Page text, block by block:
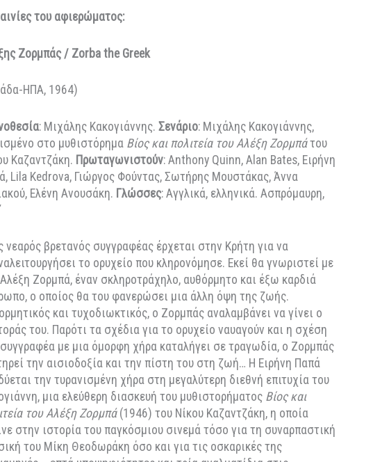
Κυριακή 19/10
19:00Αντιγόνη(1961, 98΄)
21:00Ιφιγένεια
Γενική είσοδος: 5€Εισιτήρια διαθέσιμα ηλεκτρονικά στην
ηλεκτρονική διεύθυνση:https://www.more.com/venues/filmfestival/
Αλέξης Ζορμπάς / Zorba the Greek
(Ελλάδα-ΗΠΑ, 1964)
Σκηνοθεσία: Μιχάλης Κακογιάννης.Σενάριο: Μιχάλης Κακογιάννης,
βασισμένο στο μυθιστόρημαΒίος και πολιτεία του Αλέξη Ζορμπά
Νίκου Καζαντζάκη.Πρωταγωνιστούν: Anthony Quinn, Alan Bates, Ειρήνη
Παπά, Lila Kedrova, Γιώργος Φούντας, Σωτήρης Μουστάκας, Άννα
Κυριακού, Ελένη Ανουσάκη. Γλώσσες: Αγγλικά, ελληνικά. Ασπρόμαυρη,
142΄